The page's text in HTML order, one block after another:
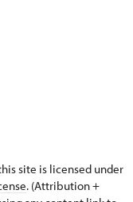
site is licensed under
. (Attribution +